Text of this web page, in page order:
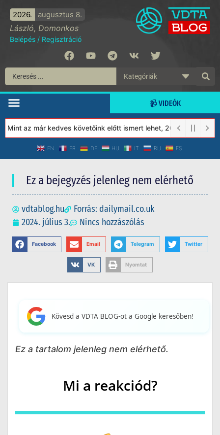
2026. augusztus 8.
László, Domonkos
Belépés / Regisztráció
📹 VIDEÓK
az már kedves követőink előtt ismert lehet, 2023-tól a
EN FR DE HU IT RU ES
Ez a bejegyzés jelenleg nem elérhető
vdtablog.hu
Forrás: dailymail.co.uk
2024. július 3.
Nincs hozzászólás
Facebook Email Telegram Twitter
VK Nyomtat
Kövesd a VDTA BLOG-ot a Google keresőben!
Ez a tartalom jelenleg nem elérhető.
Mi a reakciód?